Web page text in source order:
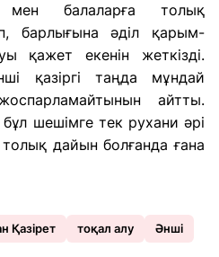
балаларға толық
барлығына әділ қарым-
қажет екенін жеткізді.
қазіргі таңда мұндай
айтты.
шешімге тек рухани әрі
дайын болғанда ғана
Қазірет тоқал алу Әнші